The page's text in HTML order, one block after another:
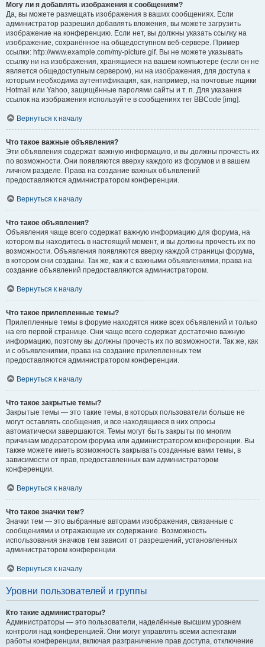
Могу ли я добавлять изображения к сообщениям?
Да, вы можете размещать изображения в ваших сообщениях. Если
администратор разрешил добавлять вложения, вы можете загрузить
изображение на конференцию. Если нет, вы должны указать ссылку на
изображение, сохранённое на общедоступном веб-сервере. Пример
ссылки: http://www.example.com/my-picture.gif. Вы не можете указывать
ссылку ни на изображения, хранящиеся на вашем компьютере (если он не
является общедоступным сервером), ни на изображения, для доступа к
которым необходима аутентификация, как, например, на почтовые ящики
Hotmail или Yahoo, защищённые паролями сайты и т. п. Для указания
ссылок на изображения используйте в сообщениях тег BBCode [img].
Вернуться к началу
Что такое важные объявления?
Эти объявления содержат важную информацию, и вы должны прочесть их
по возможности. Они появляются вверху каждого из форумов и в вашем
личном разделе. Права на создание важных объявлений
предоставляются администратором конференции.
Вернуться к началу
Что такое объявления?
Объявления чаще всего содержат важную информацию для форума, на
котором вы находитесь в настоящий момент, и вы должны прочесть их по
возможности. Объявления появляются вверху каждой страницы форума,
в котором они созданы. Так же, как и с важными объявлениями, права на
создание объявлений предоставляются администратором.
Вернуться к началу
Что такое прилепленные темы?
Прилепленные темы в форуме находятся ниже всех объявлений и только
на его первой странице. Они чаще всего содержат достаточно важную
информацию, поэтому вы должны прочесть их по возможности. Так же, как
и с объявлениями, права на создание прилепленных тем
предоставляются администратором конференции.
Вернуться к началу
Что такое закрытые темы?
Закрытые темы — это такие темы, в которых пользователи больше не
могут оставлять сообщения, и все находящиеся в них опросы
автоматически завершаются. Темы могут быть закрыты по многим
причинам модератором форума или администратором конференции. Вы
также можете иметь возможность закрывать созданные вами темы, в
зависимости от прав, предоставленных вам администратором
конференции.
Вернуться к началу
Что такое значки тем?
Значки тем — это выбранные авторами изображения, связанные с
сообщениями и отражающие их содержание. Возможность
использования значков тем зависит от разрешений, установленных
администратором конференции.
Вернуться к началу
Уровни пользователей и группы
Кто такие администраторы?
Администраторы — это пользователи, наделённые высшим уровнем
контроля над конференцией. Они могут управлять всеми аспектами
работы конференции, включая разграничение прав доступа, отключение